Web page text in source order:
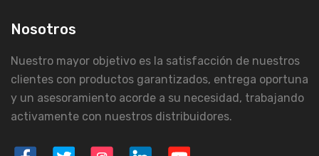
Nosotros
Nuestro mayor objetivo es la satisfacción de nuestros
clientes con productos garantizados, entrega oportuna
y un asesoramiento acorde a su necesidad, trabajando
activamente con nuestros distribuidores.